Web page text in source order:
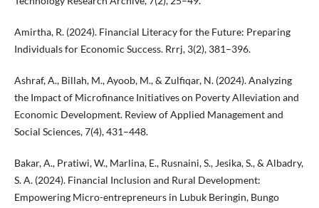
Amirtha, R. (2024). Financial Literacy for the Future: Preparing
Individuals for Economic Success. Rrrj, 3(2), 381–396.
Ashraf, A., Billah, M., Ayoob, M., & Zulfiqar, N. (2024). Analyzing
the Impact of Microfinance Initiatives on Poverty Alleviation and
Economic Development. Review of Applied Management and
Social Sciences, 7(4), 431–448.
Bakar, A., Pratiwi, W., Marlina, E., Rusnaini, S., Jesika, S., & Albadry,
S. A. (2024). Financial Inclusion and Rural Development:
Empowering Micro-entrepreneurs in Lubuk Beringin, Bungo